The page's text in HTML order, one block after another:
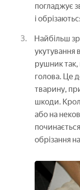
погладжує
і
Найбільш
укутування
рушник так,
голова. Це
тварину,
шкоди.
або на
обрізання